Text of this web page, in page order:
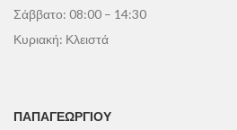
Σάββατο: 08:00 – 14:30
Κυριακή: Κλειστά
ΠΑΠΑΓΕΩΡΓΊΟΥ